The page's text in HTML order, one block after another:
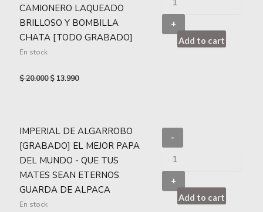
CAMIONERO LAQUEADO
BRILLOSO Y BOMBILLA
CHATA [TODO GRABADO]
En stock
$20.000 $ 13.990
+
Add to cart
IMPERIAL DE ALGARROBO
[GRABADO] EL MEJOR PAPA
DEL MUNDO - QUE TUS
MATES SEAN ETERNOS
GUARDA DE ALPACA
En stock
-
+
Add to cart